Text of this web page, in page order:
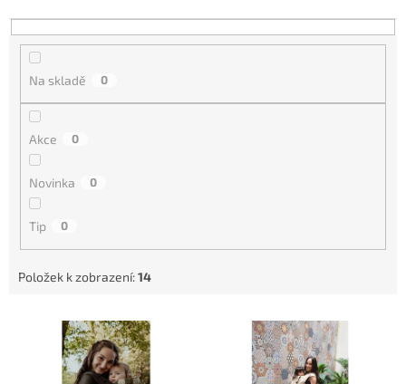
r
Na skladě 0
Akce 0
Novinka 0
Tip 0
Položek k zobrazení:14